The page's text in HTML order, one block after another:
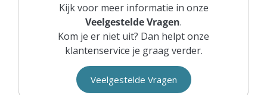
Kijk voor meer informatie in onze
Veelgestelde Vragen.
Kom je er niet uit? Dan helpt onze
klantenservice je graag verder.
Veelgestelde Vragen